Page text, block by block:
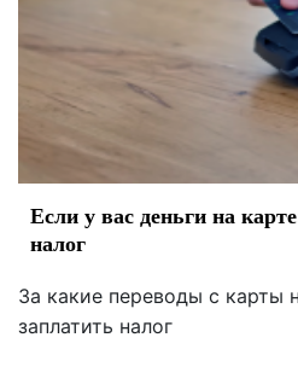
Если у вас деньги на
налог
За какие переводы с карты
заплатить налог